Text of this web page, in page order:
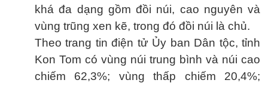
khá đa dạng gồm đồi núi, cao nguyên và
vùng trũng xen kẽ, trong đó đồi núi là chủ.
Theo trang tin điện tử Ủy ban Dân tộc, tỉnh
Kon Tom có vùng núi trung bình và núi cao
chiếm 62,3%; vùng thấp chiếm 20,4%;